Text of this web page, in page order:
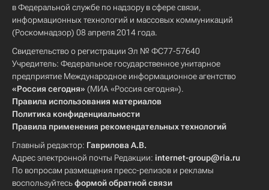
в Федеральной службе по надзору в сфере связи,
информационных технологий и массовых коммуникаций
(Роскомнадзор) 08 апреля 2014 года.
Свидетельство о регистрации Эл № ФС77-57640
Учредитель: Федеральное государственное унитарное
предприятие Международное информационное агентство
«Россия сегодня» (МИА «Россия сегодня»).
Правила использования материалов
Политика конфиденциальности
Правила применения рекомендательных технологий
Главный редактор: Гаврилова А.В.
Адрес электронной почты Редакции: internet-group@ria.ru
По вопросам размещения пресс-релизов и рекламы
воспользуйтесьформой обратной связи